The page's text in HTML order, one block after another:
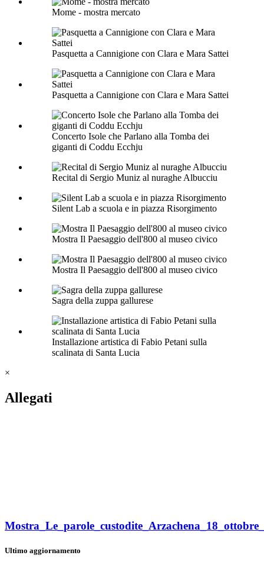
Mome - mostra mercato
Pasquetta a Cannigione con Clara e Mara Sattei
Pasquetta a Cannigione con Clara e Mara Sattei
Concerto Isole che Parlano alla Tomba dei
giganti di Coddu Ecchju
Recital di Sergio Muniz al nuraghe Albucciu
Silent Lab a scuola e in piazza Risorgimento
Mostra Il Paesaggio dell'800 al museo civico
Mostra Il Paesaggio dell'800 al museo civico
Sagra della zuppa gallurese
Installazione artistica di Fabio Petani sulla
scalinata di Santa Lucia
×
Allegati
Ultimo aggiornamento